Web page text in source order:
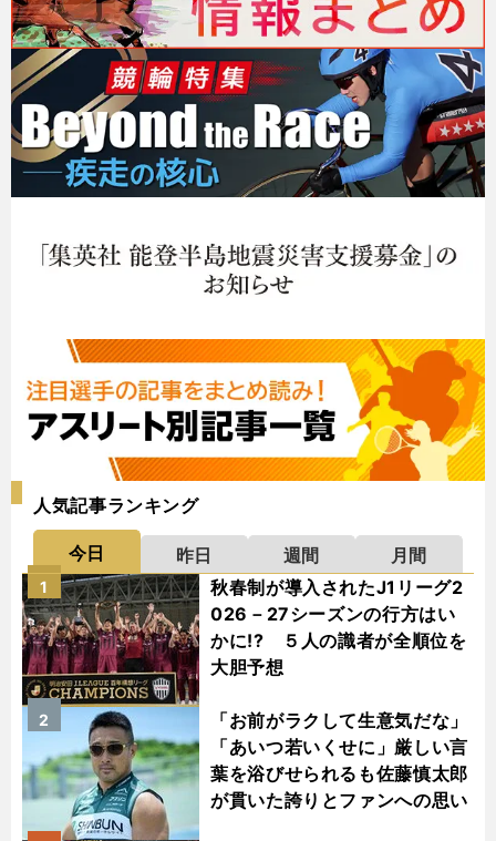
人気記事ランキング
今日 昨日 週間
月間
秋春制が導入されたJ1リーグ2
026－27シーズンの行方はい
かに!? ５人の識者が全順位を
大胆予想
1
「お前がラクして生意気だな」
「あいつ若いくせに」厳しい言
葉を浴びせられるも佐藤慎太郎
が貫いた誇りとファンへの思い
2